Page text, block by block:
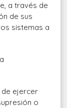
a través de
de sus
sistemas a
de ejercer
o